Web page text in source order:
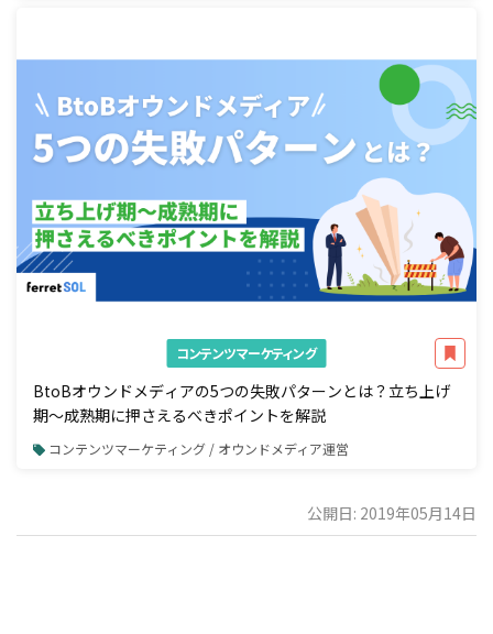
コンテンツマーケティング
BtoBオウンドメディアの5つの失敗パターンとは？立ち上げ
期〜成熟期に押さえるべきポイントを解説
コンテンツマーケティング / オウンドメディア運営
公開日: 2019年05月14日